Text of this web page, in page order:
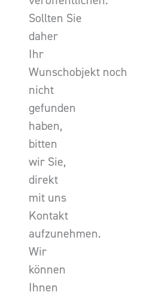
Sollten Sie
daher
Ihr
Wunschobjekt noch
nicht
gefunden
haben,
bitten
wir Sie,
direkt
mit uns
Kontakt
aufzunehmen.
Wir
können
Ihnen